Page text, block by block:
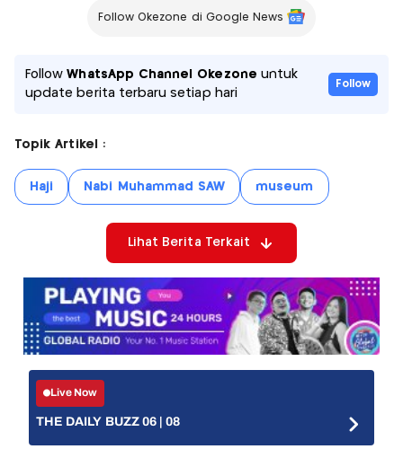
Follow Okezone di Google News
FollowWhatsApp Channel Okezone untuk
update berita terbaru setiap hari
Follow
Topik Artikel :
Haji Nabi Muhammad SAW museum
Lihat Berita Terkait
Live Now
THE DAILY BUZZ 06 | 08